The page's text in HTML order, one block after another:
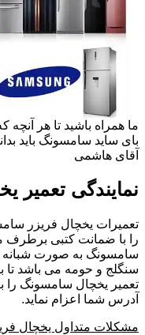
ما همراه باشید تا هر
آقای هاشمی
نمایندگی تعمیر
تعمیرات یخچال فریزر
را با ضمانت کتبی برطرف
سامسونگ به صورت شبانه
سنگلج و حومه می باشد تا
تعمیر یخچال سامسونگ
آدرس شما اعزام نماید.
مشکلات متداول یخچال